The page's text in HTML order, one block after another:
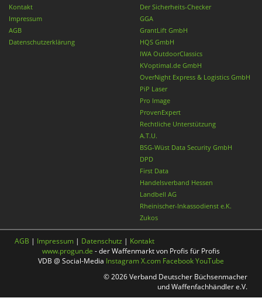
Kontakt
Impressum
AGB
Datenschutzerklärung
Der Sicherheits-Checker
GGA
GrantLift GmbH
HQS GmbH
IWA OutdoorClassics
KVoptimal.de GmbH
OverNight Express & Logistics GmbH
PiP Laser
Pro Image
ProvenExpert
Rechtliche Unterstützung
A.T.U.
BSG-Wüst Data Security GmbH
DPD
First Data
Handelsverband Hessen
Landbell AG
Rheinischer-Inkassodienst e.K.
Zukos
AGB | Impressum | Datenschutz | Kontakt
www.progun.de - der Waffenmarkt von Profis für Profis
VDB @ Social-Media InstagramX.com FacebookYouTube
© 2026 Verband Deutscher Büchsenmacher
und Waffenfachhändler e.V.